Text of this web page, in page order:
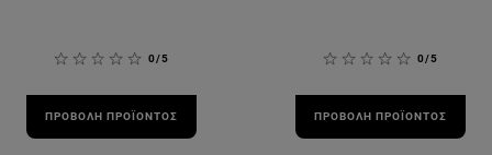
0/5
ΠΡΟΒΟΛΉ ΠΡΟΪΌΝΤΟΣ
0/5
ΠΡΟΒΟΛΉ ΠΡΟΪΌΝΤΟΣ